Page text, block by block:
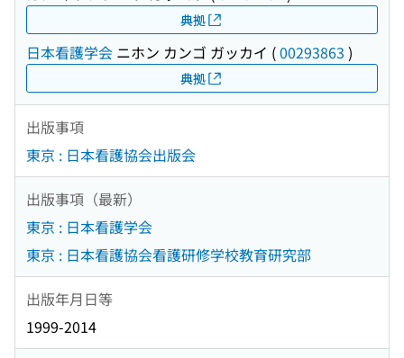
典拠
日本看護学会 ニホン カンゴ ガッカイ (00293863 )
典拠
出版事項
東京 : 日本看護協会出版会
出版事項（最新）
東京 : 日本看護学会
東京 : 日本看護協会看護研修学校教育研究部
出版年月日等
1999-2014